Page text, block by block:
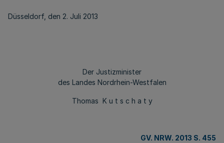
Düsseldorf, den 2. Juli 2013
Der Justizminister
des Landes Nordrhein-Westfalen
Thomas K u t s c h a t y
GV. NRW. 2013 S. 455